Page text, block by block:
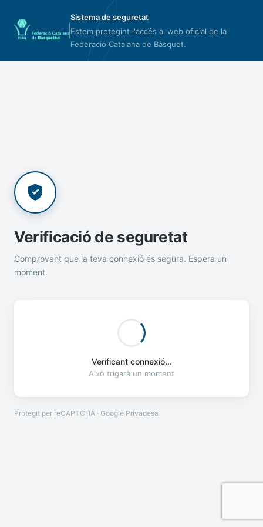
Sistema de seguretat
Estem protegint l'accés al web oficial de la
Federació Catalana de Bàsquet.
Verificació de seguretat
Comprovant que la teva connexió és segura. Espera un
moment.
Verificant connexió...
Això trigarà un moment
Protegit per reCAPTCHA · Google Privadesa